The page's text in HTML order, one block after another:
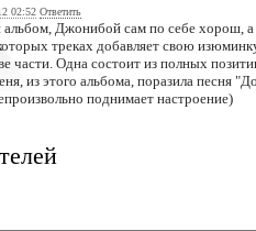
02:52 Ответить
Джонибой сам по себе хорош,
треках добавляет свою
части. Одна состоит из полных
из этого альбома, поразила песня
поднимает настроение)